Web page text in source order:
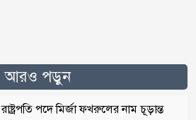
আরও পড়ুন
রাষ্ট্রপতি পদে মির্জা ফখরুলের নাম চূড়ান্ত